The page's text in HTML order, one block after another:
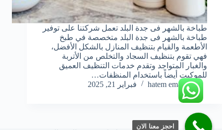
طباخة بالشهر فى جدة البلد تعمل شركتنا على توفير
طباخة بالشهر فى جدة البلد متخصصة في طبخ
الأطعمة والقيام بتنظيف المنازل بالشكل الأفضل،
فهي تقوم بتنظيف السجاد والتخلص من الأتربة
والغبار المتواجد وتقدم خدمات التنظيف العميق
للموكيت أيضاً باستخدام المنظفات…
hatem emara
فبراير 21, 2025
احجز معنا الان